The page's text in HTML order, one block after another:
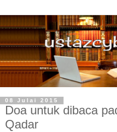
08 Julai 2015
Doa untuk dibaca
Qadar